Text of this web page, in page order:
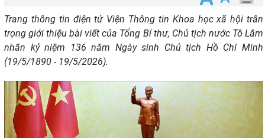
Trang thông tin điện tử Viện Thông tin Khoa học xã hội trân
trọng giới thiệu bài viết của Tổng Bí thư, Chủ tịch nước Tô Lâm
nhân kỷ niệm 136 năm Ngày sinh Chủ tịch Hồ Chí Minh
(19/5/1890 - 19/5/2026).